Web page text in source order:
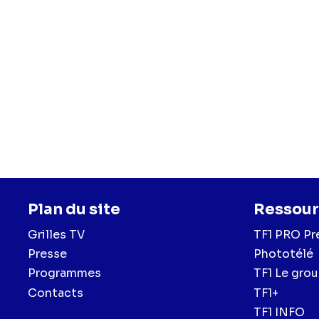
Plan du site
Grilles TV
Presse
Programmes
Contacts
TF1 PRO
Phototélé
TF1 Le
TF1+
TF1 INFO